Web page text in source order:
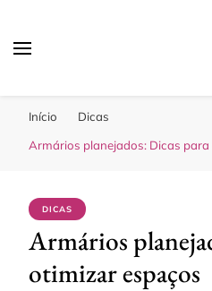
Início
Dicas
Armários planejados: Dicas
DICAS
Armários
otimizar espaços